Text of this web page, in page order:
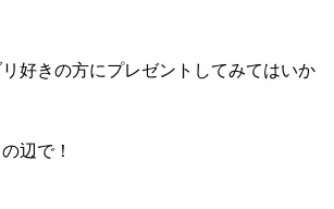
好きの方にプレゼントしてみてはいか
辺で！